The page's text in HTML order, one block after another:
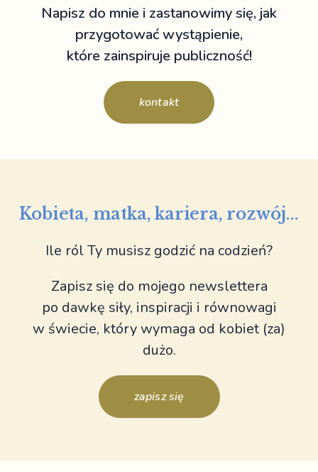
Napisz do mnie i zastanowimy się, jak
przygotować wystąpienie,
które zainspiruje publiczność!
kontakt
Kobieta, matka, kariera, rozwój...
Ile ról Ty musisz godzić na codzień?
Zapisz się do mojego newslettera
po dawkę siły, inspiracji i równowagi
w świecie, który wymaga od kobiet (za)
dużo.
zapisz się